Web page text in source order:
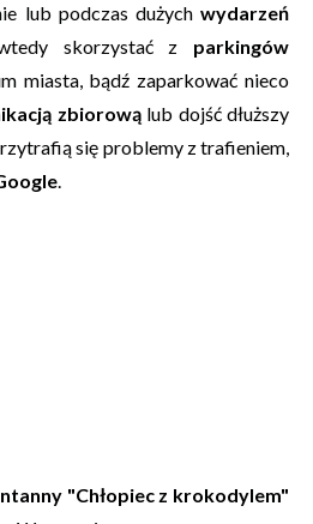
lub podczas dużych wydarzeń
skorzystać z parkingów
miasta, bądź zaparkować nieco
zbiorowąlub dojść dłuższy
się problemy z trafieniem,
.
"Chłopiec z krokodylem"